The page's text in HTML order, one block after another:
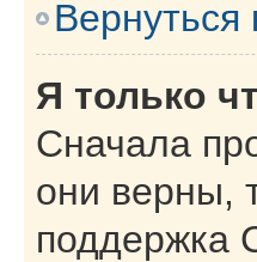
Вернуться
Я только
Сначала
они верны,
поддержка